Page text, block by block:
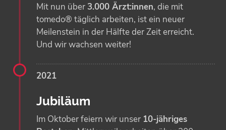
Mit nun über 3.000 Ärzt:innen, die mit
tomedo® täglich arbeiten, ist ein neuer
Meilenstein in der Hälfte der Zeit erreicht.
Und wir wachsen weiter!
2021
Jubiläum
Im Oktober feiern wir unser 10-jähriges